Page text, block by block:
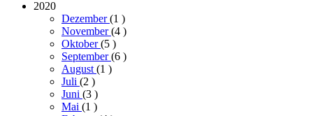
2020
Dezember(1 )
November(4 )
Oktober(5 )
September(6 )
August(1 )
Juli (2 )
Juni (3 )
Mai (1 )